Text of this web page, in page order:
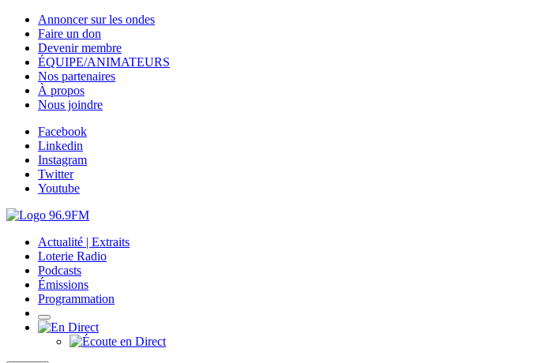
Annoncer sur les ondes
Faire un don
Devenir membre
ÉQUIPE/ANIMATEURS
Nos partenaires
À propos
Nous joindre
Facebook
Linkedin
Instagram
Twitter
Youtube
Actualité | Extraits
Loterie Radio
Podcasts
Émissions
Programmation